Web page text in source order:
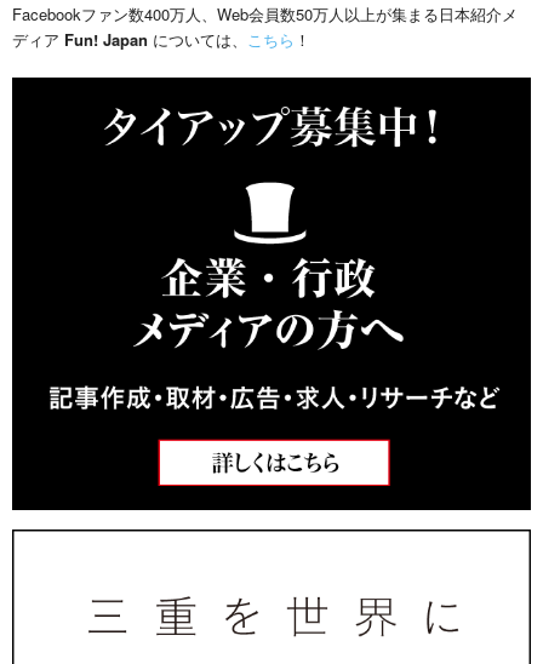
Facebookファン数400万人、Web会員数50万人以上が集まる日本紹介メ
ディア Fun! Japan については、 こちら ！